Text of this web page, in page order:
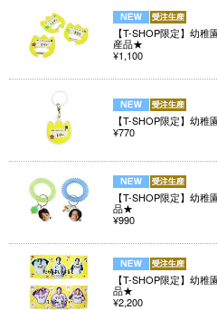
【T-SHOP限定】幼
産品★
¥1,100
【T-SHOP限定】幼
¥770
【T-SHOP限定】幼
品★
¥990
【T-SHOP限定】幼
品★
¥2,200